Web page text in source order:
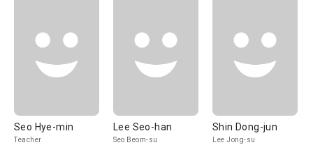
Seo Hye-min
Teacher
Lee Seo-han
Seo Beom-su
Shin Dong-jun
Lee Jong-su